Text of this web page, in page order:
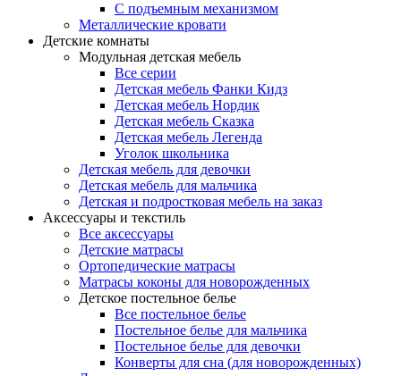
С подъемным механизмом
Металлические кровати
Детские комнаты
Модульная детская мебель
Все серии
Детская мебель Фанки Кидз
Детская мебель Нордик
Детская мебель Сказка
Детская мебель Легенда
Уголок школьника
Детская мебель для девочки
Детская мебель для мальчика
Детская и подростковая мебель на заказ
Аксессуары и текстиль
Все аксессуары
Детские матрасы
Ортопедические матрасы
Матрасы коконы для новорожденных
Детское постельное белье
Все постельное белье
Постельное белье для мальчика
Постельное белье для девочки
Конверты для сна (для новорожденных)